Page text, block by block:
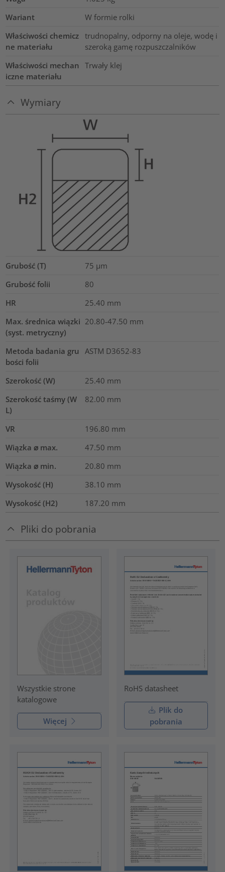
Wariant
W formie rolki
Właściwości chemicz
ne materiału
trudnopalny, odporny na oleje, wodę i
szeroką gamę rozpuszczalników
Właściwości mechan
iczne materiału
Trwały klej
Wymiary
Grubość (T) 75 µm
Grubość folii
80
HR
25.40 mm
Max. średnica wiązki
(syst. metryczny)
20.80-47.50 mm
Metoda badania gru
bości folii
ASTM D3652-83
Szerokość (W) 25.40 mm
Szerokość taśmy (W
L)
82.00 mm
VR 196.80 mm
Wiązka ⌀ max.
47.50 mm
Wiązka ⌀ min.
20.80 mm
Wysokość (H)
38.10 mm
Wysokość (H2)
187.20 mm
Pliki do pobrania
Wszystkie strone
katalogowe
Więcej
RoHS datasheet
Plik do
pobrania